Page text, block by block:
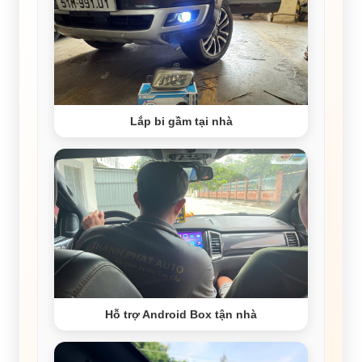
Lắp bi gầm tại nhà
Hỗ trợ Android Box tận nhà